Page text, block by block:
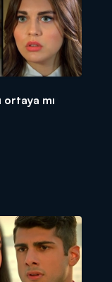
ortaya mı